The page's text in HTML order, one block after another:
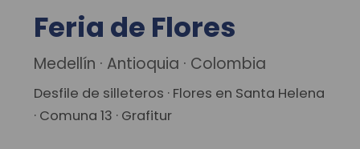
Feria de Flores
Medellín · Antioquia · Colombia
Desfile de silleteros · Flores en Santa Helena
· Comuna 13 · Grafitur